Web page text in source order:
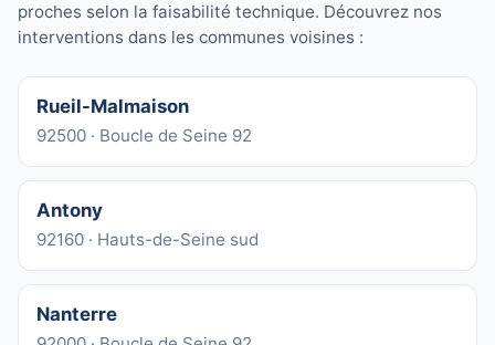
proches selon la faisabilité technique. Découvrez nos
interventions dans les communes voisines :
Rueil-Malmaison
92500 · Boucle de Seine 92
Antony
92160 · Hauts-de-Seine sud
Nanterre